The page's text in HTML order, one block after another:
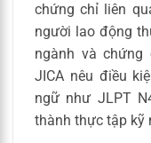
chứng chỉ liên
người lao động
ngành và chứng
JICA nêu điều
ngữ như JLPT
thành thực tập kỹ